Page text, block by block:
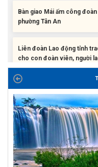
phường Tân An
Liên đoàn Lao động tỉnh
cho con đoàn viên, người
BINH VÀ NGƯỜI CÓ CÔNG
Công đoàn phường Tuy
97 năm ngày thành lập